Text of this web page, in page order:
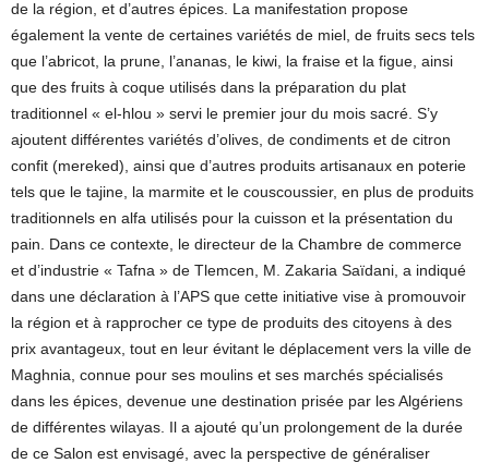
de la région, et d’autres épices. La manifestation propose
également la vente de certaines variétés de miel, de fruits secs tels
que l’abricot, la prune, l’ananas, le kiwi, la fraise et la figue, ainsi
que des fruits à coque utilisés dans la préparation du plat
traditionnel « el-hlou » servi le premier jour du mois sacré. S’y
ajoutent différentes variétés d’olives, de condiments et de citron
confit (mereked), ainsi que d’autres produits artisanaux en poterie
tels que le tajine, la marmite et le couscoussier, en plus de produits
traditionnels en alfa utilisés pour la cuisson et la présentation du
pain. Dans ce contexte, le directeur de la Chambre de commerce
et d’industrie « Tafna » de Tlemcen, M. Zakaria Saïdani, a indiqué
dans une déclaration à l’APS que cette initiative vise à promouvoir
la région et à rapprocher ce type de produits des citoyens à des
prix avantageux, tout en leur évitant le déplacement vers la ville de
Maghnia, connue pour ses moulins et ses marchés spécialisés
dans les épices, devenue une destination prisée par les Algériens
de différentes wilayas. Il a ajouté qu’un prolongement de la durée
de ce Salon est envisagé, avec la perspective de généraliser